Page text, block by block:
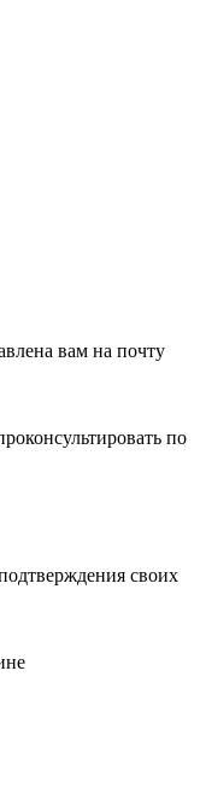
вам на почту
по
своих